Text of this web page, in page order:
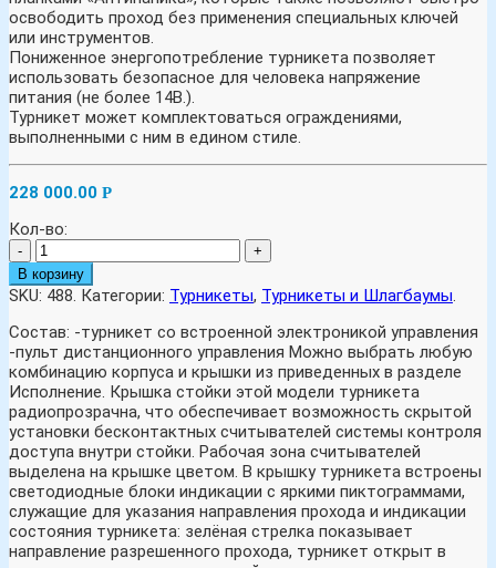
освободить проход без применения специальных ключей
или инструментов.
Пониженное энергопотребление турникета позволяет
использовать безопасное для человека напряжение
питания (не более 14В.).
Турникет может комплектоваться ограждениями,
выполненными с ним в едином стиле.
228 000.00 Р
Кол-во:
-
+
В корзину
SKU: 488. Категории: Турникеты, Турникеты и Шлагбаумы.
Состав: -турникет со встроенной электроникой управления
-пульт дистанционного управления Можно выбрать любую
комбинацию корпуса и крышки из приведенных в разделе
Исполнение. Крышка стойки этой модели турникета
радиопрозрачна, что обеспечивает возможность скрытой
установки бесконтактных считывателей системы контроля
доступа внутри стойки. Рабочая зона считывателей
выделена на крышке цветом. В крышку турникета встроены
светодиодные блоки индикации с яркими пиктограммами,
служащие для указания направления прохода и индикации
состояния турникета: зелёная стрелка показывает
направление разрешенного прохода, турникет открыт в